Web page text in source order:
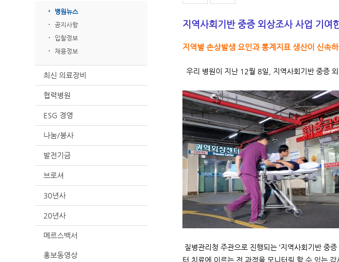
병원뉴스
공지사항
입찰정보
채용정보
최신 의료장비
협력병원
ESG 경영
나눔/봉사
발전기금
브로셔
30년사
20년사
메르스백서
홍보동영상
지역사회기반 중증 외상조사 사업 기여
지역별 손상발생 요인과 통계지표 생산이 신속
우리 병원이 지난 12월 8일, 지역사회기반 중증
질병관리청 주관으로 진행되는 ‘지역사회기반 중
터 치료에 이르는 전 과정을 모니터링 할 수 있는